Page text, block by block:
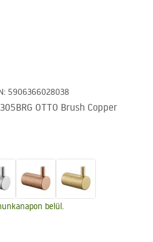
: 5906366028038
OTTO Brush Copper
belül.